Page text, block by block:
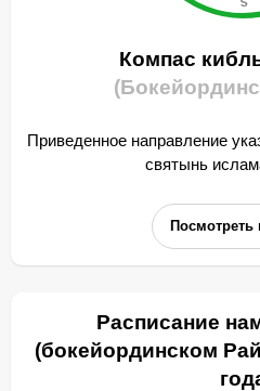
Компас
Приведенное направление
святынь
Посмотреть
Расписание
(бокейординском